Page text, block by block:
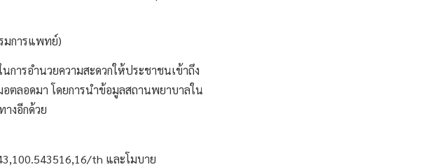
มการแพทย์)
การอำนวยความสะดวกให้ประชาชนเข้าถึง
ตลอดมา โดยการนำข้อมูลสถานพยาบาลใน
งอีกด้วย
th และโมบาย